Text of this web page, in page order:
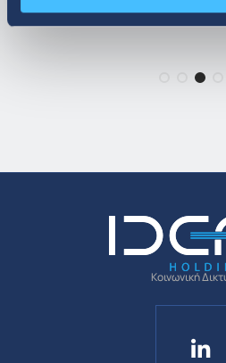
Κοινωνική